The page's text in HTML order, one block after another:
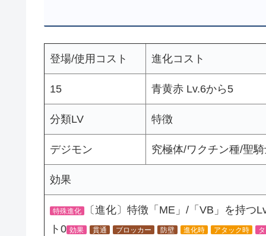
登場/使用コスト 進化コスト
15 青黄赤 Lv.6から5
分類LV 特徴
デジモン 究極体/ワクチン種/聖
効果
特殊進化
〔進化〕特徴「ME」/「VB」を持つ
ト0 効果 貫通 ブロッカー 防壁 進化時 アタック時